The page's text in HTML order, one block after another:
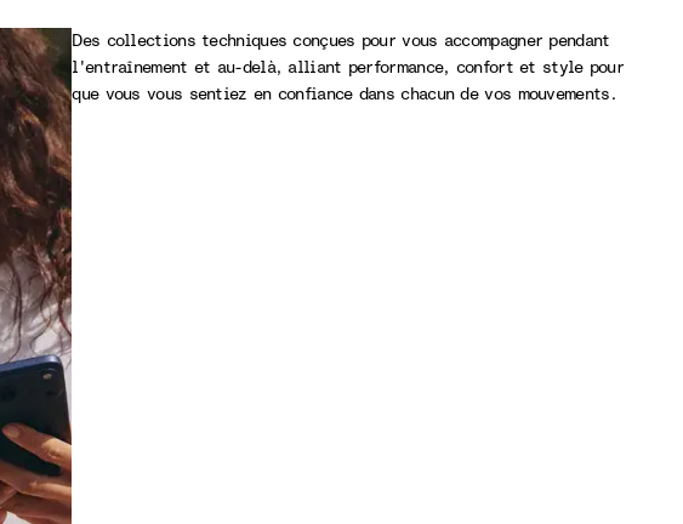
Des collections techniques conçues pour vous accompagner pendant
l'entraînement et au-delà, alliant performance, confort et style pour
que vous vous sentiez en confiance dans chacun de vos mouvements.